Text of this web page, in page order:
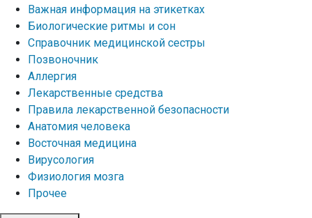
Важная информация на этикетках
Биологические ритмы и сон
Справочник медицинской сестры
Позвоночник
Аллергия
Лекарственные средства
Правила лекарственной безопасности
Aнатомия человека
Восточная медицина
Вирусология
Физиология мозга
Прочее